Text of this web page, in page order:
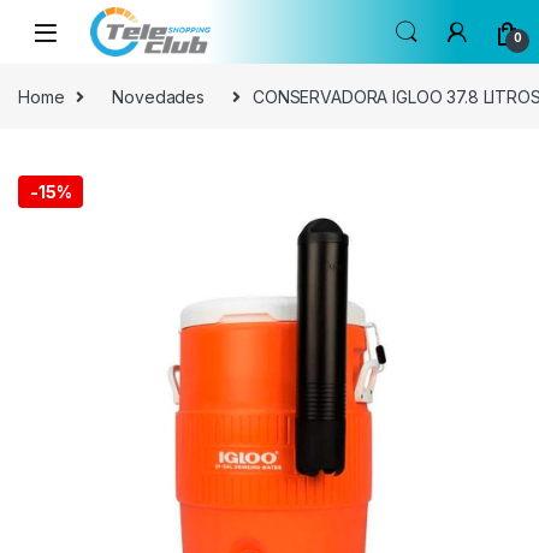
Skip to navigation
Skip to content
0
Home Novedades CONSERVADORA IGLOO 37.8
-15%